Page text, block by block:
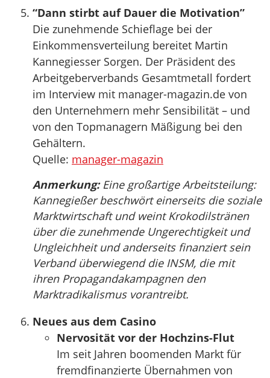
“Dann stirbt auf Dauer die Motivation”
Die zunehmende Schieflage bei der
Einkommensverteilung bereitet Martin
Kannegiesser Sorgen. Der Präsident des
Arbeitgeberverbands Gesamtmetall fordert
im Interview mit manager-magazin.de von
den Unternehmern mehr Sensibilität – und
von den Topmanagern Mäßigung bei den
Gehältern.
Quelle: manager-magazin
Anmerkung:Eine großartige Arbeitsteilung:
Kannegießer beschwört einerseits die soziale
Marktwirtschaft und weint Krokodilstränen
über die zunehmende Ungerechtigkeit und
Ungleichheit und anderseits finanziert sein
Verband überwiegend die INSM, die mit
ihren Propagandakampagnen den
Marktradikalismus vorantreibt.
Neues aus dem Casino
Nervosität vor der Hochzins-Flut
Im seit Jahren boomenden Markt für
fremdfinanzierte Übernahmen von